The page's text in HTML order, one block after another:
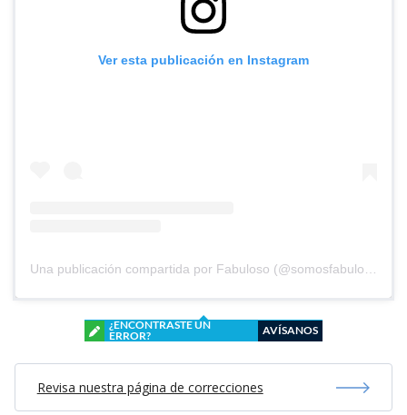
Ver esta publicación en Instagram
Una publicación compartida por Fabuloso (@somosfabuloso)
¿ENCONTRASTE UN
ERROR?
AVÍSANOS
Revisa nuestra página de correcciones